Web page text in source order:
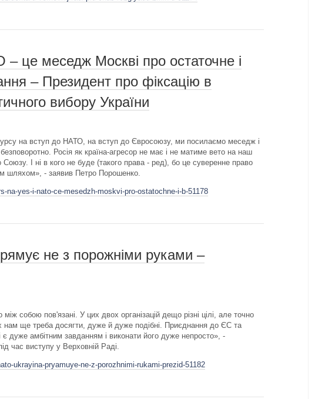
це меседж Москві про остаточне і
– Президент про фіксацію в
вибору України
курсу на вступ до НАТО, на вступ до Євросоюзу, ми посилаємо меседж і
Росія як країна-агресор не має і не матиме вето на наш
І ні в кого не буде (такого права - ред), бо це суверенне право
шляхом», - заявив Петро Порошенко.
na-yes-i-nato-ce-mesedzh-moskvi-pro-ostatochne-i-b-51178
не з порожніми руками –
собою пов'язані. У цих двох організацій дещо різні цілі, але точно
нам ще треба досягти, дуже й дуже подібні. Приєднання до ЄС та
є дуже амбітним завданням і виконати його дуже непросто», -
час виступу у Верховній Раді.
ukrayina-pryamuye-ne-z-porozhnimi-rukami-prezid-51182